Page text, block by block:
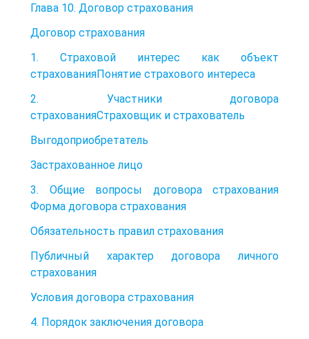
Глава 10. Договор страхования
Договор страхования
1. Страховой интерес как объект
страхованияПонятие страхового интереса
2. Участники договора
страхованияСтраховщик и страхователь
Выгодоприобретатель
Застрахованное лицо
3. Общие вопросы договора страхования
Форма договора страхования
Обязательность правил страхования
Публичный характер договора личного
страхования
Условия договора страхования
4. Порядок заключения договора